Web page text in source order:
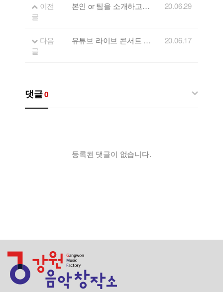
이전
글
본인 or 팀을 소개하고 싶은 강원뮤지션을 초대합니다~! 20.06.29
다음
글
유튜브 라이브 콘서트 'FLL' 시작합니다! 20.06.17
댓글0
등록된 댓글이 없습니다.